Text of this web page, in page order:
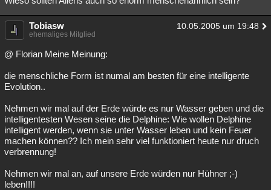
Tobiasw 10.05.2005 um 19:48
ehemaliges Mitglied
@ Florian Meine Meinung:
die menschliche Form ist numal am besten für eine intelligente
Evolution..
Nehmen wir mal auf der Erde würde es nur Wasser geben und die
intelligentesten Wesen seine die Delphine: Wie wollen Delphine
intelligent werden, wenn sie unter Wasser leben und kein Feuer
machen können?? Ich mein sehr viel funktioniert heute nur druch
verbrennung!
Nehmen wir mal an, auf unsere Erde würden nur Hühner ;-)
leben!!!!